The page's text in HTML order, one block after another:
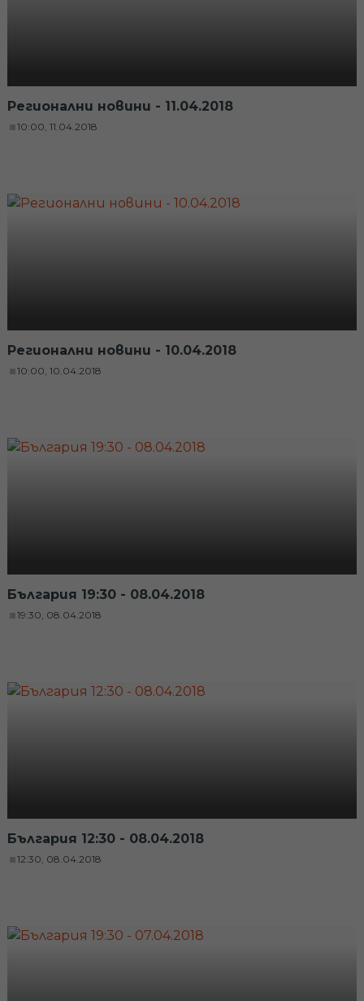
Регионални новини - 11.04.2018
10:00, 11.04.2018
Регионални новини - 10.04.2018
10:00, 10.04.2018
България 19:30 - 08.04.2018
19:30, 08.04.2018
България 12:30 - 08.04.2018
12:30, 08.04.2018